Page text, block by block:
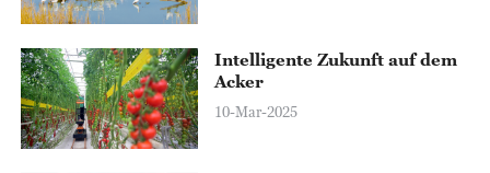
Intelligente Zukunft auf dem
Acker
10-Mar-2025